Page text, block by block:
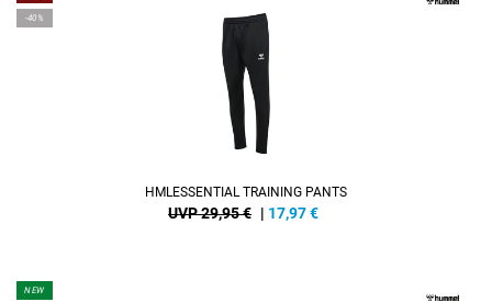
-40%
HMLESSENTIAL TRAINING PANTS
UVP 29,95 € | 17,97€
NEW